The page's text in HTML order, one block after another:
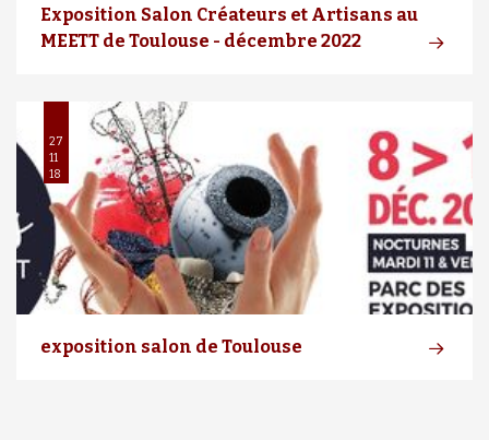
Exposition Salon Créateurs et Artisans au
MEETT de Toulouse - décembre 2022
27
11
18
exposition salon de Toulouse